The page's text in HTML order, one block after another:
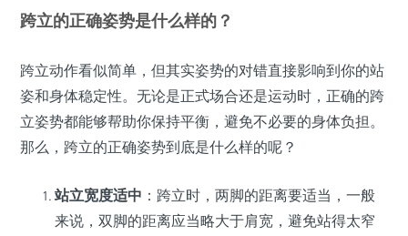
跨立的正确姿势是什么样的？
跨立动作看似简单，但其实姿势的对错直接影响到你的站
姿和身体稳定性。无论是正式场合还是运动时，正确的跨
立姿势都能够帮助你保持平衡，避免不必要的身体负担。
那么，跨立的正确姿势到底是什么样的呢？
站立宽度适中 ：跨立时，两脚的距离要适当，一般
来说，双脚的距离应当略大于肩宽，避免站得太窄